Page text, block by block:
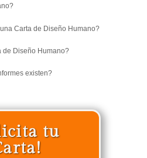
Carta de Diseño Humano?
de Diseño Humano?
existen?
tu